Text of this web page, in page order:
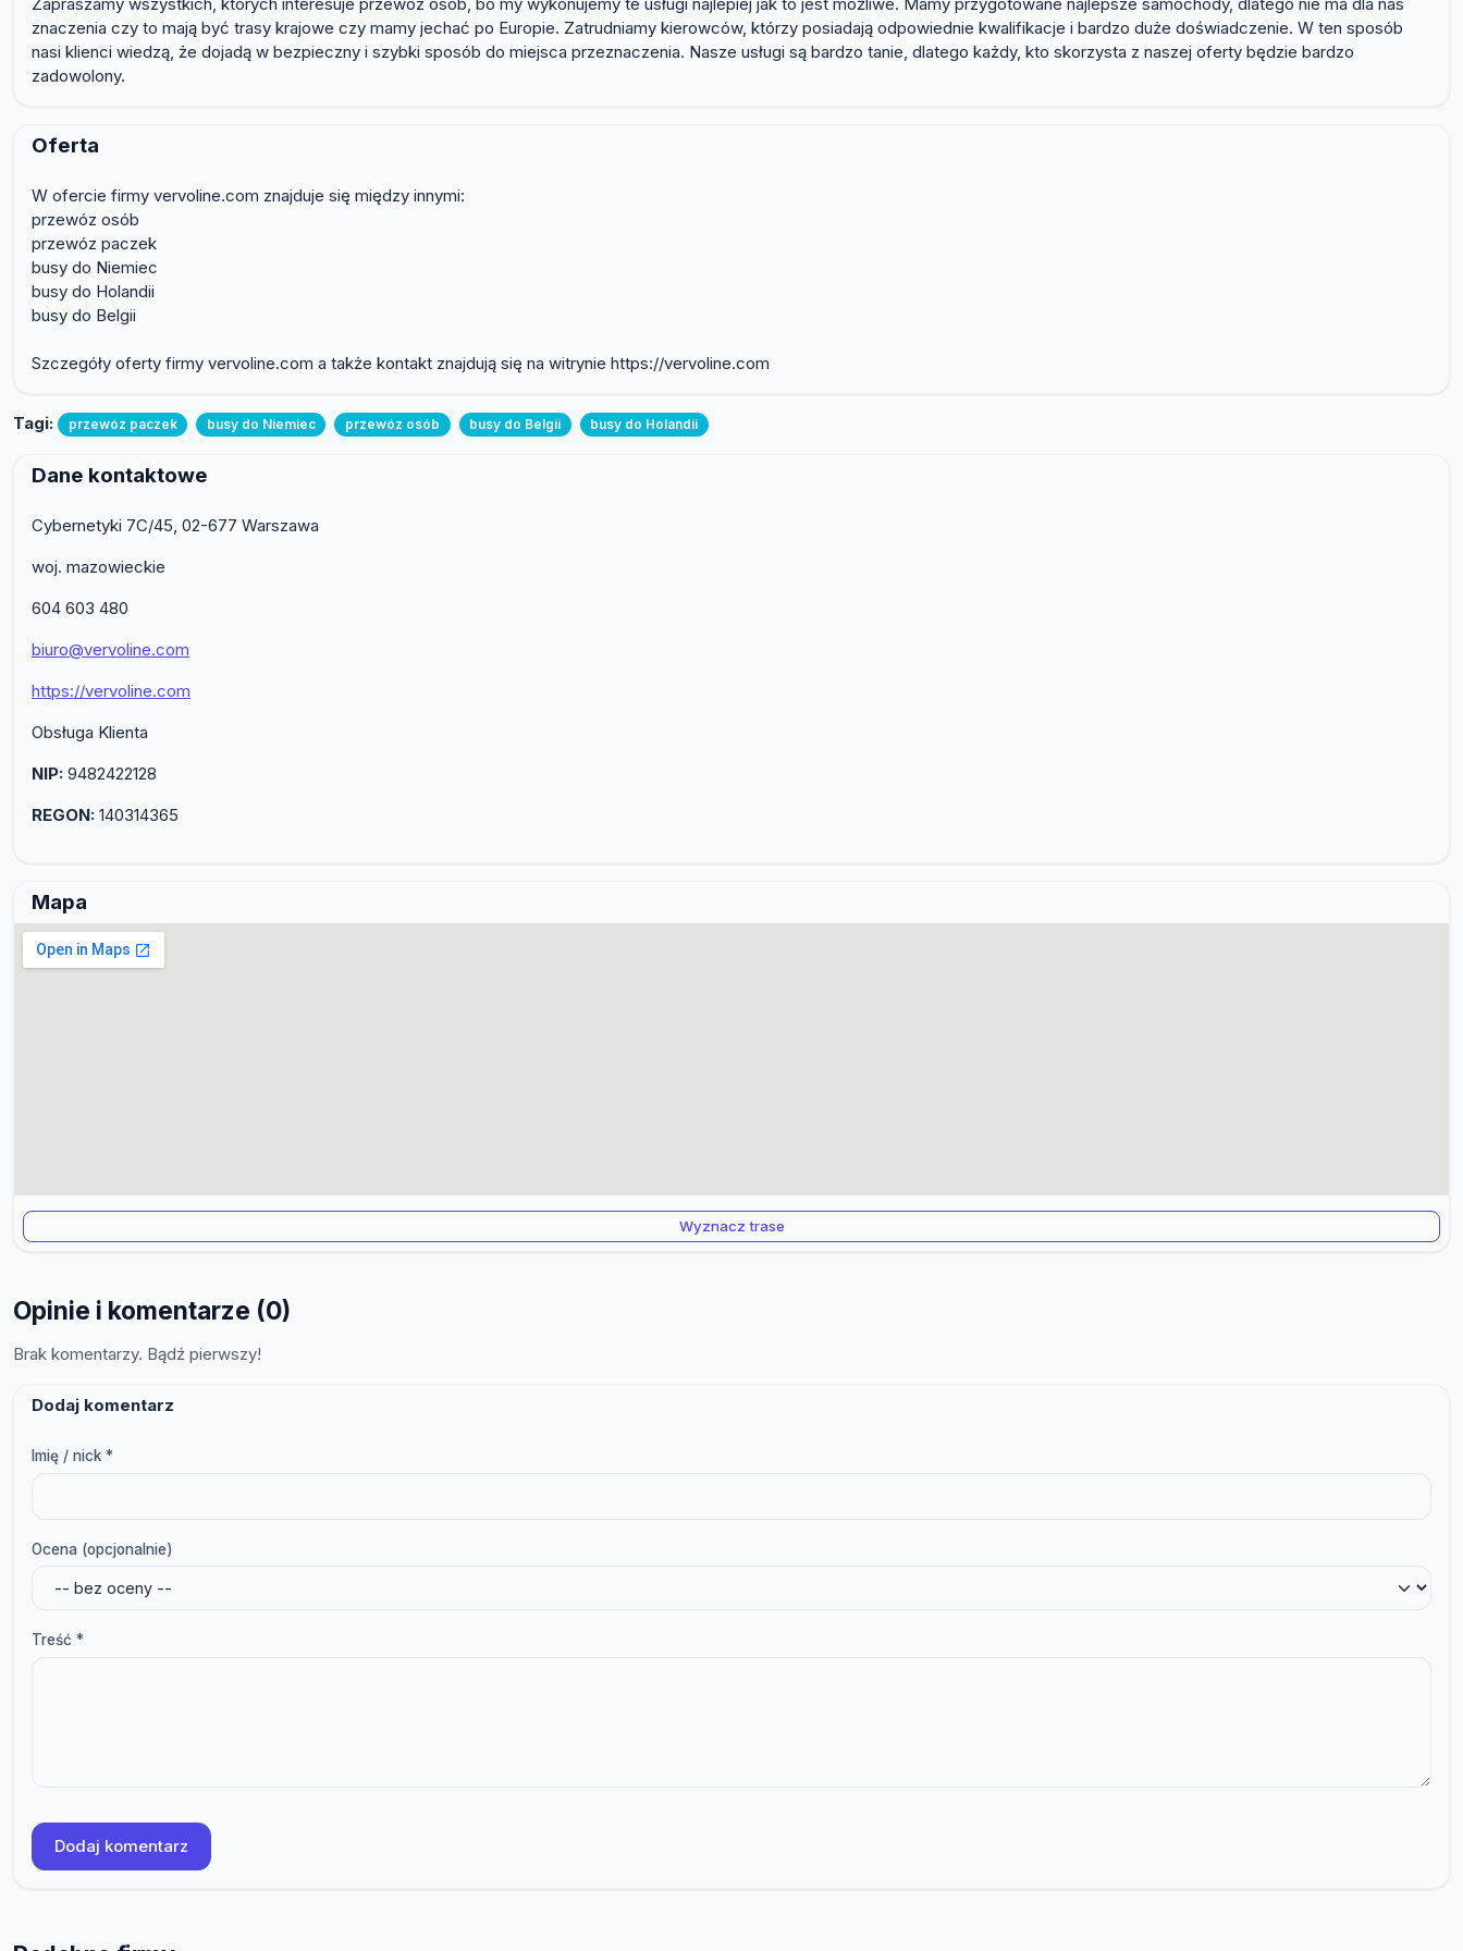
znaczenia czy to mają być trasy krajowe czy mamy jechać po Europie. Zatrudniamy kierowców, którzy posiadają odpowiednie kwalifikacje i bardzo duże doświadczenie. W ten sposób
nasi klienci wiedzą, że dojadą w bezpieczny i szybki sposób do miejsca przeznaczenia. Nasze usługi są bardzo tanie, dlatego każdy, kto skorzysta z naszej oferty będzie bardzo
zadowolony.
Oferta
W ofercie firmy vervoline.com znajduje się między innymi:
przewóz osób
przewóz paczek
busy do Niemiec
busy do Holandii
busy do Belgii
Szczegóły oferty firmy vervoline.com a także kontakt znajdują się na witrynie https://vervoline.com
Tagi: przewóz paczek busy do Niemiec przewóz osób busy do Belgii busy do Holandii
Dane kontaktowe
Cybernetyki 7C/45, 02-677 Warszawa
woj. mazowieckie
604 603 480
biuro@vervoline.com
https://vervoline.com
Obsługa Klienta
NIP: 9482422128
REGON: 140314365
Mapa
Wyznacz trase
Opinie i komentarze (0)
Brak komentarzy. Bądź pierwszy!
Dodaj komentarz
Imię / nick *
Ocena (opcjonalnie)
Treść *
Dodaj komentarz